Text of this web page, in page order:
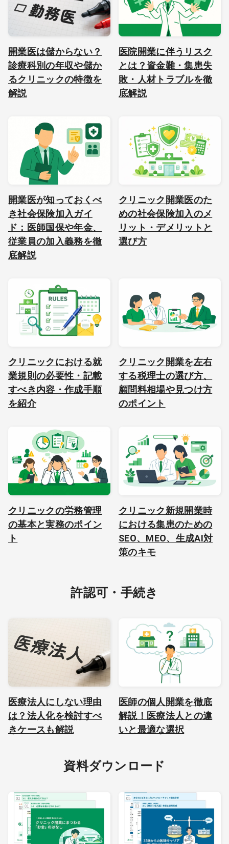
開業医は儲からない？
診療科別の年収や儲か
るクリニックの特徴を
解説
医院開業に伴うリスク
とは？資金難・集患失
敗・人材トラブルを徹
底解説
開業医が知っておくべ
き社会保険加入ガイ
ド：医師国保や年金、
従業員の加入義務を徹
底解説
クリニック開業医のた
めの社会保険加入のメ
リット・デメリットと
選び方
クリニックにおける就
業規則の必要性・記載
すべき内容・作成手順
を紹介
クリニック開業を左右
する税理士の選び方、
顧問料相場や見つけ方
のポイント
クリニックの労務管理
の基本と実務のポイン
ト
クリニック新規開業時
における集患のための
SEO、MEO、生成AI対
策のキモ
許認可・手続き
医療法人にしない理由
は？法人化を検討すべ
きケースも解説
医師の個人開業を徹底
解説！医療法人との違
いと最適な選択
資料ダウンロード